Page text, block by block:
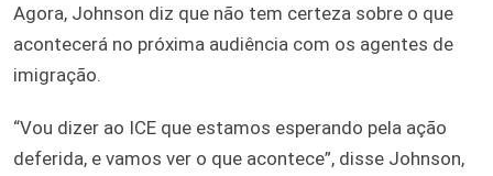
Agora, Johnson diz que não tem certeza sobre o que
acontecerá no próxima audiência com os agentes de
imigração.
“Vou dizer ao ICE que estamos esperando pela ação
deferida, e vamos ver o que acontece”, disse Johnson,